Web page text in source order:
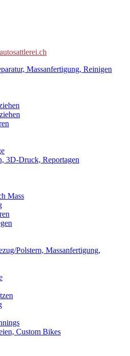
Massanfertigung, Reinigen
3D-Druck, Reportagen
Mass
Polstern, Massanfertigung,
Custom Bikes